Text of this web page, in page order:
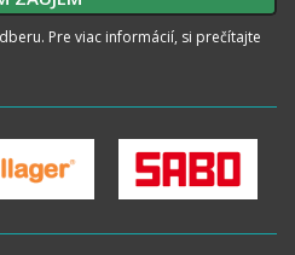
Pre viac informácií, si prečítajte